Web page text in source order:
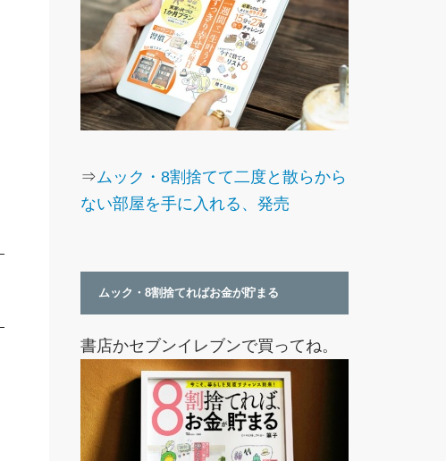
⇒ムック・8割捨てて二度と散らから
ない部屋を手に入れる、発売
ムック・8割捨てればお金が貯まる
書店かセブンイレブンで買ってね。